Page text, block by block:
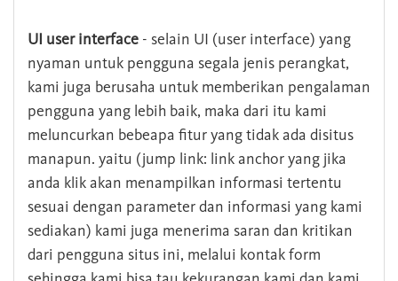
UI user interface - selain UI (user interface) yang
nyaman untuk pengguna segala jenis perangkat,
kami juga berusaha untuk memberikan pengalaman
pengguna yang lebih baik, maka dari itu kami
meluncurkan bebeapa fitur yang tidak ada disitus
manapun. yaitu (jump link: link anchor yang jika
anda klik akan menampilkan informasi tertentu
sesuai dengan parameter dan informasi yang kami
sediakan) kami juga menerima saran dan kritikan
dari pengguna situs ini, melalui kontak form